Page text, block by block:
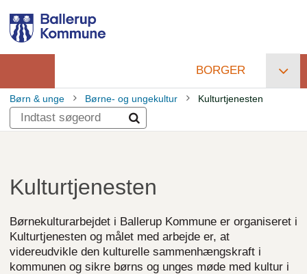
hovedindhold
Primær
navigation
BORGER
Brødkrumme
Børn & unge Børne- og ungekultur Kulturtjenesten
Kulturtjenesten
Børnekulturarbejdet i Ballerup Kommune er organiseret i
Kulturtjenesten og målet med arbejde er, at
videreudvikle den kulturelle sammenhængskraft i
kommunen og sikre børns og unges møde med kultur i